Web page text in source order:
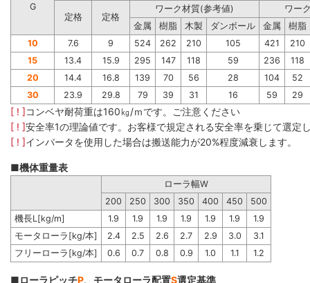
G
定格 定格
ワーク材質(参考値)
ワー
金属
樹脂 木製 ダンボール 金属
樹脂
10
7.6 9 524 262 210 105 421
210
15
13.4 15.9 295 147 118 59 236
118
20
14.4 16.8 139 70 56 28 104
52
30
23.9 29.8 79 39 31 16 59 29
[ ! ]コンベヤ耐荷重は160㎏/ｍです。ご注意ください
[ ! ]安全率1の理論値です。お客様で規定される安全率を乗じて選定
[ ! ]インバータを使用した場合は搬送能力が20%程度減衰します。
■機体重量表
ローラ幅W
200
250 300 350 400 450
500
機長L[kg/m]
1.9 1.9 1.9 1.9 1.9 1.9
1.9
モータローラ[kg/本]
2.4 2.5 2.6 2.7 2.9 3.0
3.1
フリーローラ[kg/本]
0.6 0.7 0.8 0.9 1.0 1.1 1.2
■ローラピッチP、モータローラ配置S選定基準